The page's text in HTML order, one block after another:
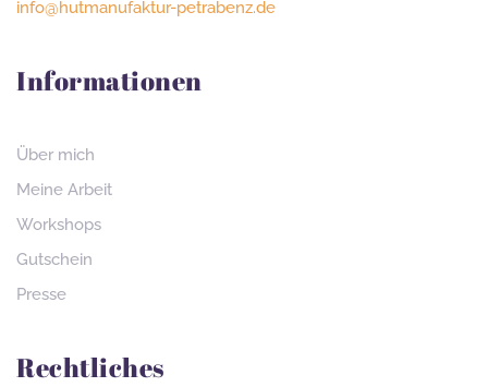
info@hutmanufaktur-petrabenz.de
Informationen
Über mich
Meine Arbeit
Workshops
Gutschein
Presse
Rechtliches